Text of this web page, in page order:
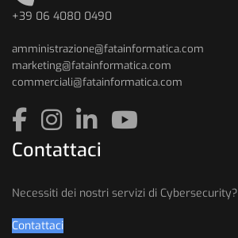
+39 06 4080 0490
amministrazione@fatainformatica.com
marketing@fatainformatica.com
commerciali@fatainformatica.com
Contattaci
Necessiti dei nostri servizi di Cybersecurity?
Contattaci